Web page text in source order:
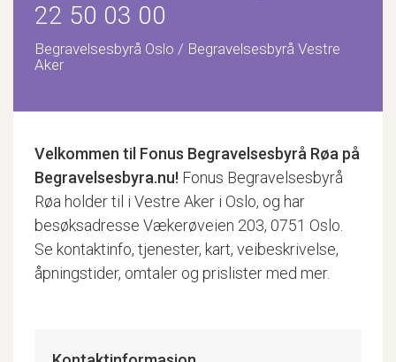
22 50 03 00
Begravelsesbyrå Oslo / Begravelsesbyrå Vestre
Aker
Velkommen til Fonus Begravelsesbyrå Røa på
Begravelsesbyra.nu! Fonus Begravelsesbyrå
Røa holder til i Vestre Aker i Oslo, og har
besøksadresse Vækerøveien 203, 0751 Oslo.
Se kontaktinfo, tjenester, kart, veibeskrivelse,
åpningstider, omtaler og prislister med mer.